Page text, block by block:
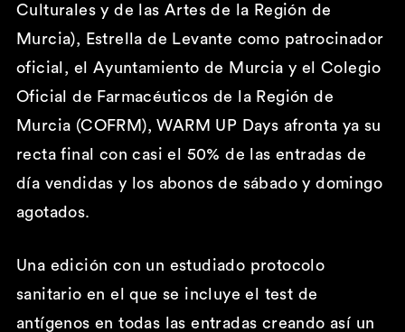
Culturales y de las Artes de la Región de
Murcia), Estrella de Levante como patrocinador
oficial, el Ayuntamiento de Murcia y el Colegio
Oficial de Farmacéuticos de la Región de
Murcia (COFRM), WARM UP Days afronta ya su
recta final con casi el 50% de las entradas de
día vendidas y los abonos de sábado y domingo
agotados.
Una edición con un estudiado protocolo
sanitario en el que se incluye el test de
antígenos en todas las entradas creando así un